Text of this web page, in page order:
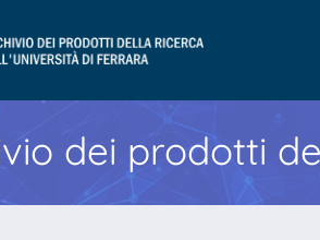
dei prodotti